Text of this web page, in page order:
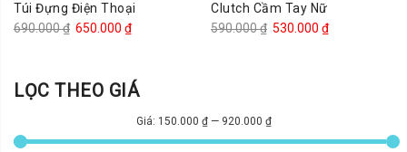
Túi Đựng Điện Thoại
690.000₫ Giá
690.000 ₫.
650.000 ₫Giá
là:
650.000 ₫.
Clutch Cầm Tay Nữ
590.000₫ Giá
530.000 ₫Giá
LỌC THEO GIÁ
Giá: 150.000 ₫— 920.000 ₫